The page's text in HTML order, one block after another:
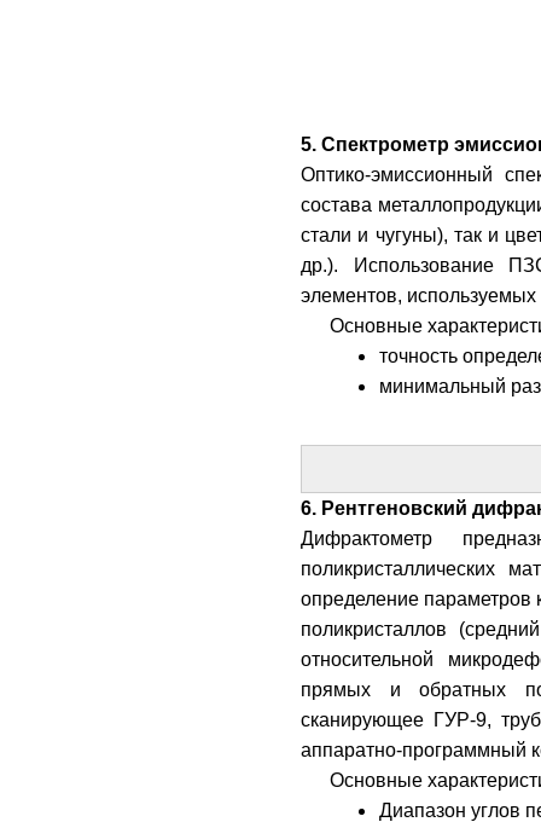
5. Спектрометр
Оптико-эмиссионный
состава
стали и чугуны), так и
др.). Использование
элементов, используемых
Основные
точность
минимальный
6. Рентгеновский
Дифрактометр
поликристаллических
определение параметров
поликристаллов
относительной
прямых и обратных
сканирующее ГУР-9,
аппаратно-программный
Основные
Диапазон углов